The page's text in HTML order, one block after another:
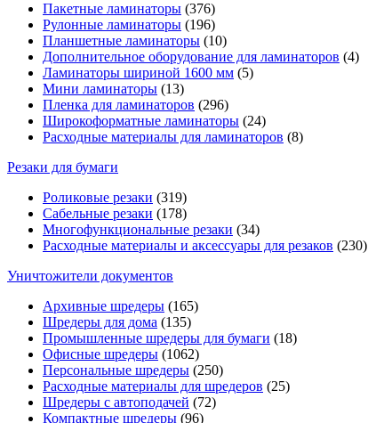
Пакетные ламинаторы (376)
Рулонные ламинаторы (196)
Планшетные ламинаторы (10)
Дополнительное оборудование для ламинаторов (4)
Ламинаторы шириной 1600 мм (5)
Мини ламинаторы (13)
Пленка для ламинаторов (296)
Широкоформатные ламинаторы (24)
Расходные материалы для ламинаторов (8)
Резаки для бумаги
Роликовые резаки (319)
Сабельные резаки (178)
Многофункциональные резаки (34)
Расходные материалы и аксессуары для резаков (230)
Уничтожители документов
Архивные шредеры (165)
Шредеры для дома (135)
Промышленные шредеры для бумаги (18)
Офисные шредеры (1062)
Персональные шредеры (250)
Расходные материалы для шредеров (25)
Шредеры с автоподачей (72)
Компактные шредеры (96)